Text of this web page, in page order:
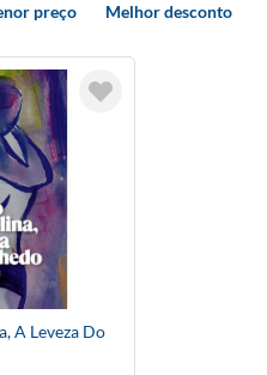
preço Melhor desconto
A Leveza Do